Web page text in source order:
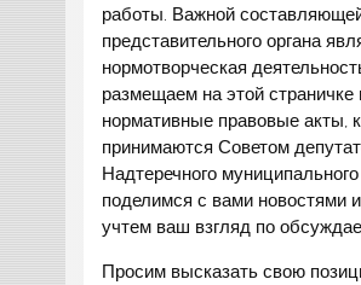
работы. Важной
представительного органа
нормотворческая
размещаем на этой страничке
нормативные правовые акты,
принимаются Советом
Надтеречного
поделимся с вами новостями
учтем ваш взгляд по
Просим высказать свою